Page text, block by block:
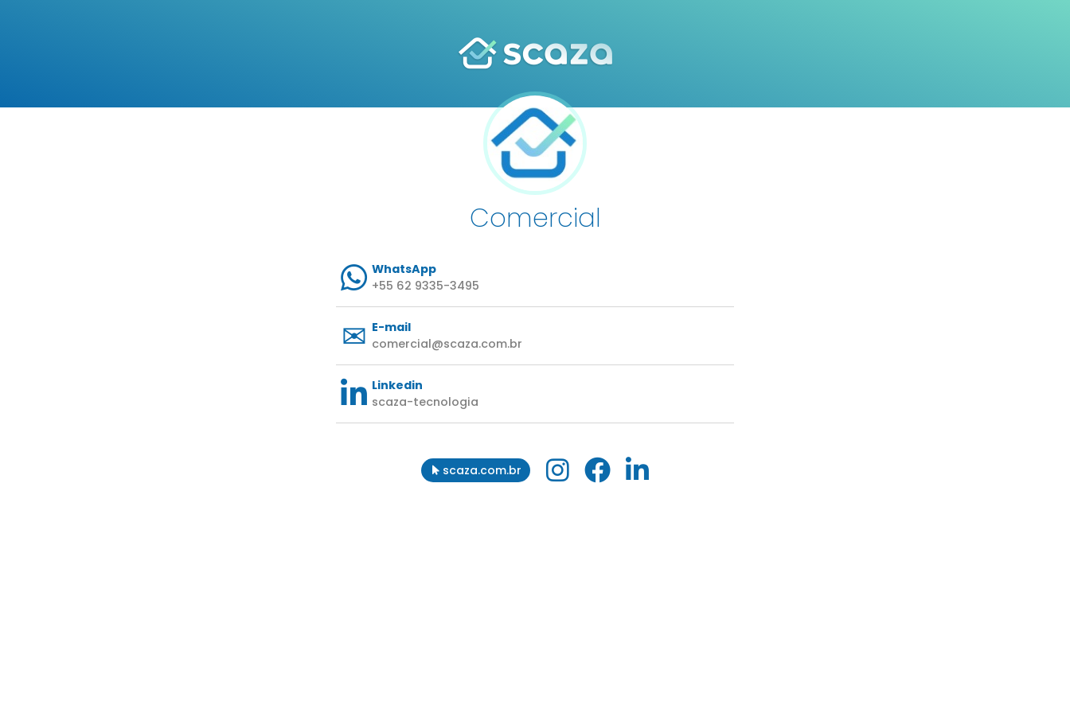
Comercial
WhatsApp
+55 62 9335-3495
E-mail
comercial@scaza.com.br
Linkedin
scaza-tecnologia
scaza.com.br